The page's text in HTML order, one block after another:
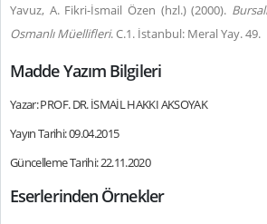
Yavuz, A. Fikri-İsmail Özen (hzl.) (2000).
Osmanlı Müellifleri. C.1. İstanbul: Meral Yay. 49.
Madde Yazım Bilgileri
Yazar: PROF. DR. İSMAİL HAKKI AKSOYAK
Yayın Tarihi: 09.04.2015
Güncelleme Tarihi: 22.11.2020
Eserlerinden Örnekler